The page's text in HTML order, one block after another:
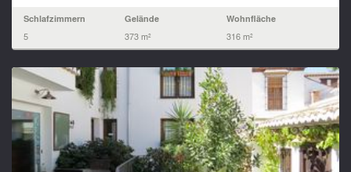
Schlafzimmern
5
Gelände
373 m²
Wohnfläche
316 m²